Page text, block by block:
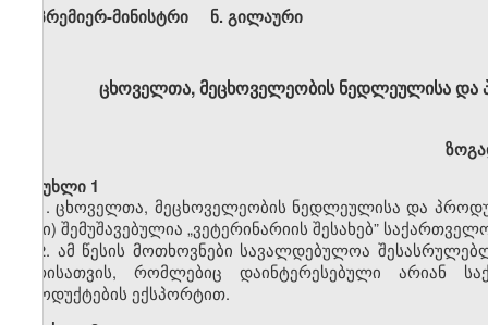
პრემიერ-მინისტრი ნ. გილაური
ცხოველთა, მეცხოველეობის ნედლეულისა და
მუხლი 1
1. ცხოველთა, მეცხოველეობის ნედლეულისა და
წესი) შემუშავებულია „ვეტერინარიის შესახებ”
2. ამ წესის მოთხოვნები სავალდებულოა
პირისათვის, რომლებიც დაინტერესებული არიან
პროდუქტების ექსპორტით.